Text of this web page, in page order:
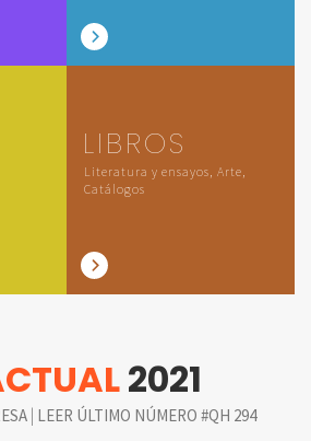
LIBROS
Literatura y ensayos, Arte,
Catálogos
2021
| LEER ÚLTIMO NÚMERO #QH 294